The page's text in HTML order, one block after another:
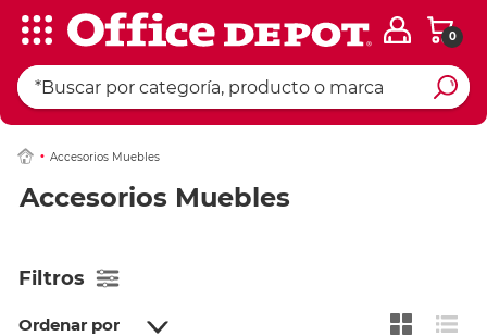
0
Accesorios Muebles
Accesorios Muebles
Filtros
Ordenar por